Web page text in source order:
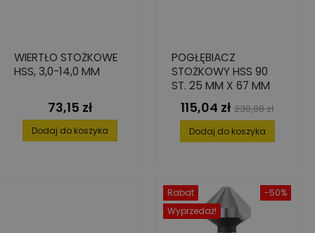
WIERTŁO STOŻKOWE
HSS, 3,0-14,0 MM
Cena
73,15 zł
Dodaj do koszyka
POGŁĘBIACZ
STOŻKOWY HSS 90
ST. 25 MM X 67 MM
Cena
115,04 zł Cena
podstawowa
230,08 zł
Dodaj do koszyka
-50%
Rabat
Wyprzedaż!